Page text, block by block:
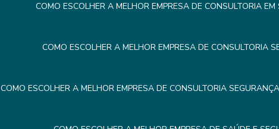
COMO ESCOLHER A MELHOR EMPRESA DE CONSULTORIA
COMO ESCOLHER A MELHOR EMPRESA DE CONSULTORIA
COMO ESCOLHER A MELHOR EMPRESA DE CONSULTORIA